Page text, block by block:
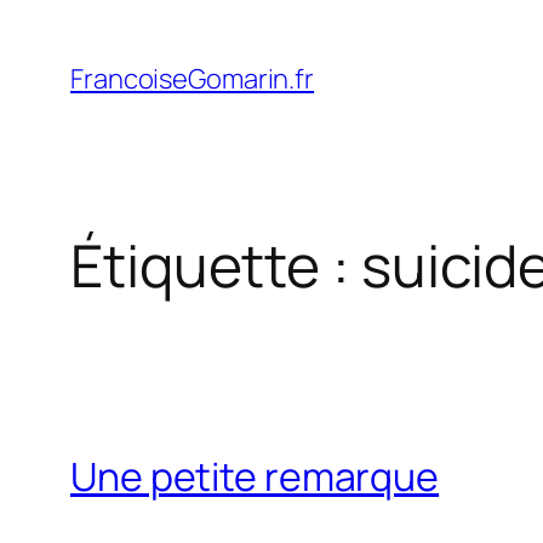
contenu
FrancoiseGomarin.fr
Étiquette :
Une petite remarque